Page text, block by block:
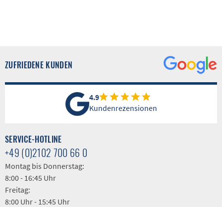
ZUFRIEDENE KUNDEN
4.9
Kundenrezensionen
SERVICE-HOTLINE
+49 (0)2102 700 66 0
Montag bis Donnerstag:
8:00 - 16:45 Uhr
Freitag:
8:00 Uhr - 15:45 Uhr